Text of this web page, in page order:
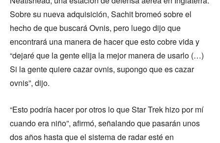
Sobre su nueva adquisición, Sachit bromeó sobre el
hecho de que buscará Ovnis, pero luego dijo que
encontrará una manera de hacer que esto cobre vida y
“dejaré que la gente elija la mejor manera de usarlo (…)
Si la gente quiere cazar ovnis, supongo que es cazar
ovnis”, dijo.
“Esto podría hacer por otros lo que Star Trek hizo por mí
cuando era niño”, afirmó, señalando que pasarán unos
dos años hasta que el sistema de radar esté en